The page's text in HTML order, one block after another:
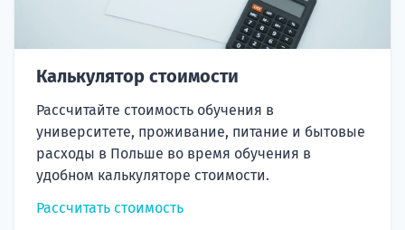
Калькулятор стоимости
Рассчитайте стоимость обучения в
университете, проживание, питание и бытовые
расходы в Польше во время обучения в
удобном калькуляторе стоимости.
Рассчитать стоимость